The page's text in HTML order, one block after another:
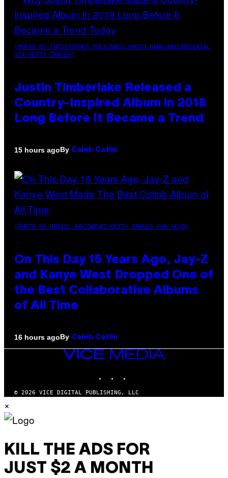
(PHOTO BY CHRISTOPHER POLK/NBCU PHOTO BANK/NBCUNIVERSAL
VIA GETTY IMAGES)
Justin Timberlake Released a
Country-Inspired Album in 2018
Long Before It Became a Trend
15 hours agoBy Caleb Catlin
(PHOTO BY DANIEL BOCZARSKI/GETTY IMAGES FOR VEVO)
On This Day 15 Years Ago, Jay-Z
and Kanye West Dropped One of
the Best Collaborative Albums
of All Time
16 hours agoBy Caleb Catlin
VICE
© 2026 VICE DIGITAL PUBLISHING, LLC
×
KILL THE ADS FOR
JUST $2 A MONTH